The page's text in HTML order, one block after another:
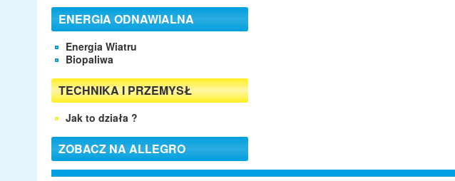
ENERGIA ODNAWIALNA
Energia Wiatru
Biopaliwa
TECHNIKA I PRZEMYSŁ
Jak to działa ?
ZOBACZ NA ALLEGRO